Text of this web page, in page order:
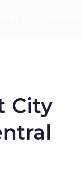
City